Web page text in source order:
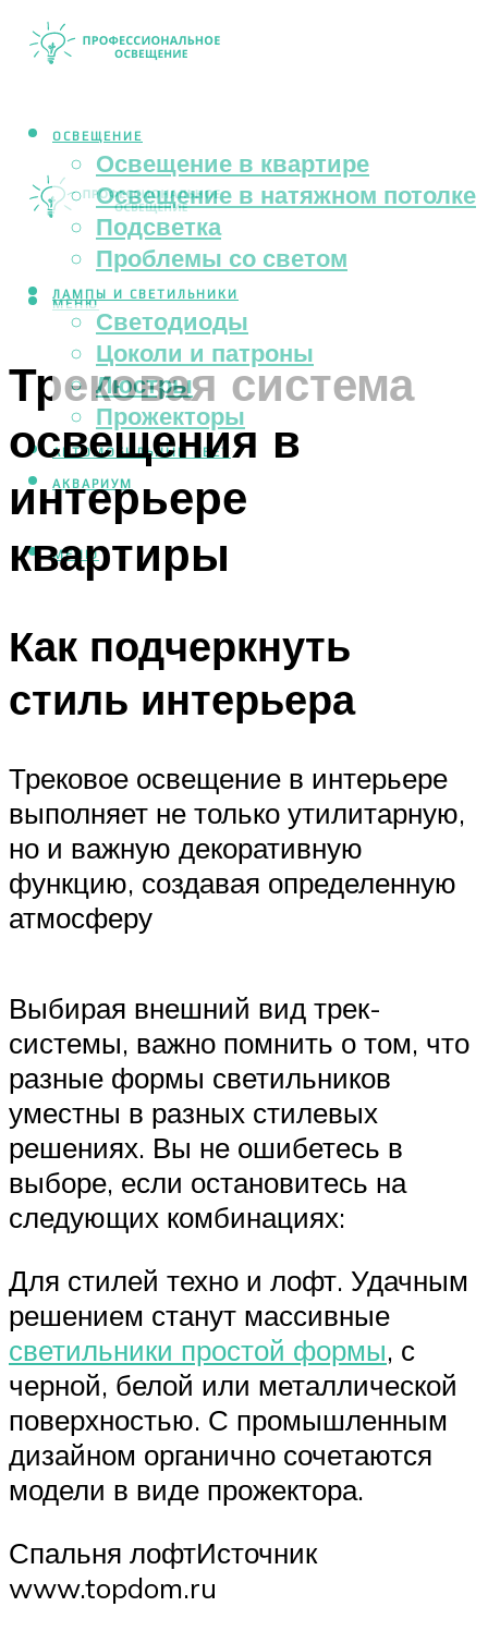
ОСВЕЩЕНИЕ
Освещение в квартире
Освещение в натяжном потолке
Подсветка
Проблемы со светом
ЛАМПЫ И СВЕТИЛЬНИКИ
Светодиоды
Цоколи и патроны
Люстры
Прожекторы
АВТОМОБИЛЬНЫЙ СВЕТ
АКВАРИУМ
МЕНЮ
МЕНЮ
Трековая система
освещения в
интерьере
квартиры
Как подчеркнуть
стиль интерьера
Трековое освещение в интерьере
выполняет не только утилитарную,
но и важную декоративную
функцию, создавая определенную
атмосферу
Выбирая внешний вид трек-
системы, важно помнить о том, что
разные формы светильников
уместны в разных стилевых
решениях. Вы не ошибетесь в
выборе, если остановитесь на
следующих комбинациях:
Для стилей техно и лофт. Удачным
решением станут массивные
светильники простой формы, с
черной, белой или металлической
поверхностью. С промышленным
дизайном органично сочетаются
модели в виде прожектора.
Спальня лофтИсточник
www.topdom.ru